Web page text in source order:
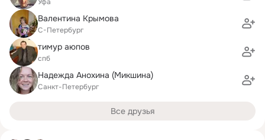
Валентина Крымова
С-Петербург
тимур аюпов
спб
Надежда Анохина (Микшина)
Санкт-Петербург
Все друзья